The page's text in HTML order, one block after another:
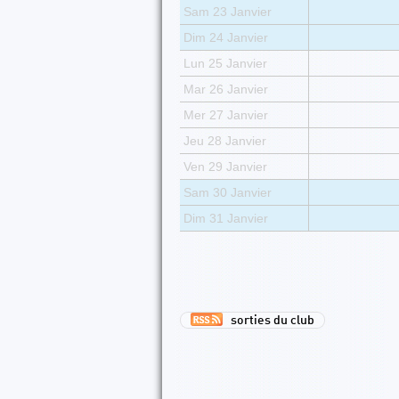
Sam 23 Janvier
Dim 24 Janvier
Lun 25 Janvier
Mar 26 Janvier
Mer 27 Janvier
Jeu 28 Janvier
Ven 29 Janvier
Sam 30 Janvier
Dim 31 Janvier
sorties du club